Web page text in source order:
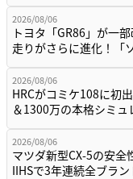
2026/08/06
トヨタ「GR86」が一
走りがさらに進化！「
2026/08/06
HRCがコミケ108に初
＆1300万の本格シミ
2026/08/06
マツダ新型CX-5の安全
IIHSで3年連続全ブラ